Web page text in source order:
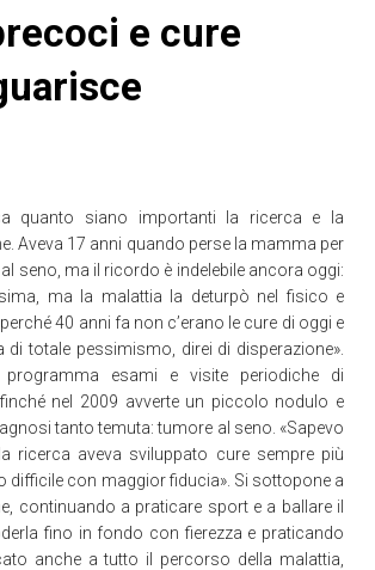
e cure
quanto siano importanti la ricerca e la
Aveva 17 anni quando perse la mamma per
seno, ma il ricordo è indelebile ancora oggi:
ma la malattia la deturpò nel fisico e
40 anni fa non c’erano le cure di oggi e
di totale pessimismo, direi di disperazione».
esami e visite periodiche di
nel 2009 avverte un piccolo nodulo e
tanto temuta: tumore al seno. «Sapevo
ricerca aveva sviluppato cure sempre più
difficile con maggior fiducia». Si sottopone a
continuando a praticare sport e a ballare il
fino in fondo con fierezza e praticando
anche a tutto il percorso della malattia,